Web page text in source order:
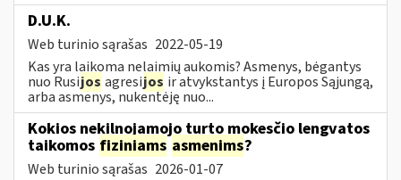
D.U.K.
Web turinio sąrašas 2022-05-19
Kas yra laikoma nelaimių aukomis? Asmenys, bėgantys
nuo Rusijos agresijos ir atvykstantys į Europos Sąjungą,
arba asmenys, nukentėję nuo...
Kokios nekilnojamojo turto mokesčio lengvatos
taikomos fiziniams asmenims?
Web turinio sąrašas 2026-01-07